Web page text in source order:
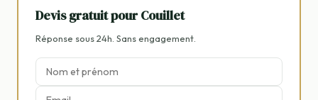
Devis gratuit pour Couillet
Réponse sous 24h. Sans engagement.